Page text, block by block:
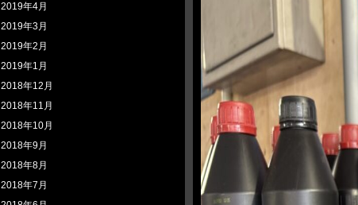
2019年4月
2019年3月
2019年2月
2019年1月
2018年12月
2018年11月
2018年10月
2018年9月
2018年8月
2018年7月